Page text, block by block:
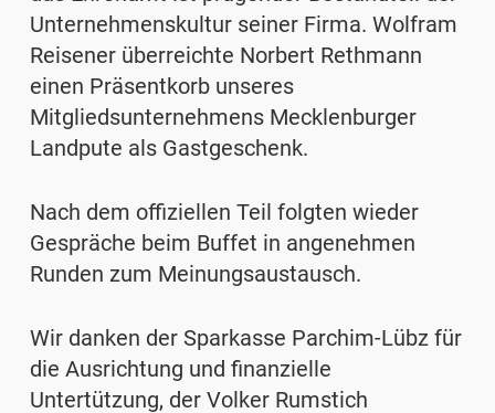
Unternehmenskultur seiner Firma. Wolfram
Reisener überreichte Norbert Rethmann
einen Präsentkorb unseres
Mitgliedsunternehmens Mecklenburger
Landpute als Gastgeschenk.
Nach dem offiziellen Teil folgten wieder
Gespräche beim Buffet in angenehmen
Runden zum Meinungsaustausch.
Wir danken der Sparkasse Parchim-Lübz für
die Ausrichtung und finanzielle
Untertützung, der Volker Rumstich